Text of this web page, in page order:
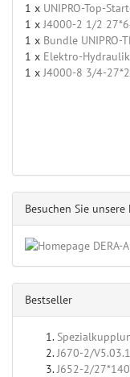
1 x UNIPRO-Top-
1 xJ4000-2 1/2
1 x Bundle UNIPRO-
1 x Elektro-
1 xJ4000-8 3/4-
Besuchen Sie unsere
Bestseller
J670-2/
J652-2/